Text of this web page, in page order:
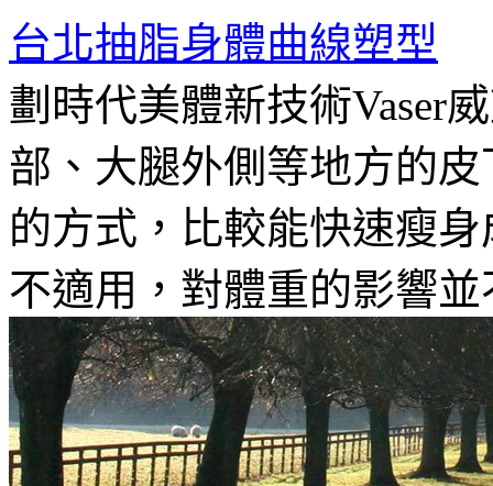
台北抽脂身體曲線塑型
劃時代美體新技術Vaser
部、大腿外側等地方的
的方式，比較能快速瘦
不適用，對體重的影響